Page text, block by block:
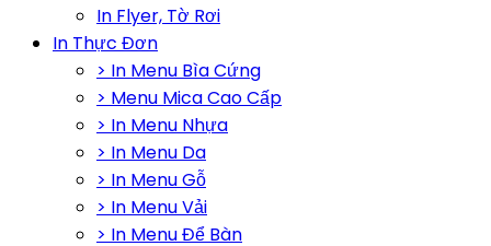
In Flyer, Tờ Rơi
In Thực Đơn
> In Menu Bìa Cứng
> Menu Mica Cao Cấp
> In Menu Nhựa
> In Menu Da
> In Menu Gỗ
> In Menu Vải
> In Menu Để Bàn